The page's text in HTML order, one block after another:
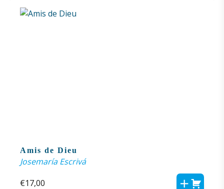
Amis de Dieu
Josemaría Escrivá
€17,00